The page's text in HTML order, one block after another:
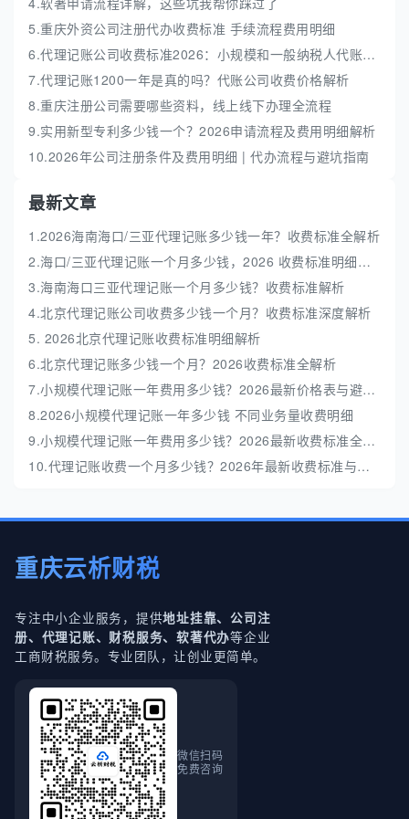
5.重庆外资公司注册代办收费标准 手续流程费用明细
6.代理记账公司收费标准2026：小规模和一般纳税人代账费解析
7.代理记账1200一年是真的吗？代账公司收费价格解析
8.重庆注册公司需要哪些资料，线上线下办理全流程
9.实用新型专利多少钱一个？2026申请流程及费用明细解析
10.2026年公司注册条件及费用明细 | 代办流程与避坑指南
最新文章
1.2026海南海口/三亚代理记账多少钱一年？收费标准全解析
2.海口/三亚代理记账一个月多少钱，2026 收费标准明细解析
3.海南海口三亚代理记账一个月多少钱？收费标准解析
4.北京代理记账公司收费多少钱一个月？收费标准深度解析
5. 2026北京代理记账收费标准明细解析
6.北京代理记账多少钱一个月？2026收费标准全解析
7.小规模代理记账一年费用多少钱？2026最新价格表与避坑指南
8.2026小规模代理记账一年多少钱 不同业务量收费明细
9.小规模代理记账一年费用多少钱？2026最新收费标准全解析
10.代理记账收费一个月多少钱？2026年最新收费标准与避坑指南
重庆云析财税
专注中小企业服务，提供地址挂靠、公司注
册、代理记账、财税服务、软著代办等企业
工商财税服务。专业团队，让创业更简单。
微信扫码
免费咨询